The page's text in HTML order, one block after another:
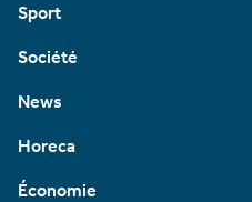
Sport
Société
News
Horeca
Économie